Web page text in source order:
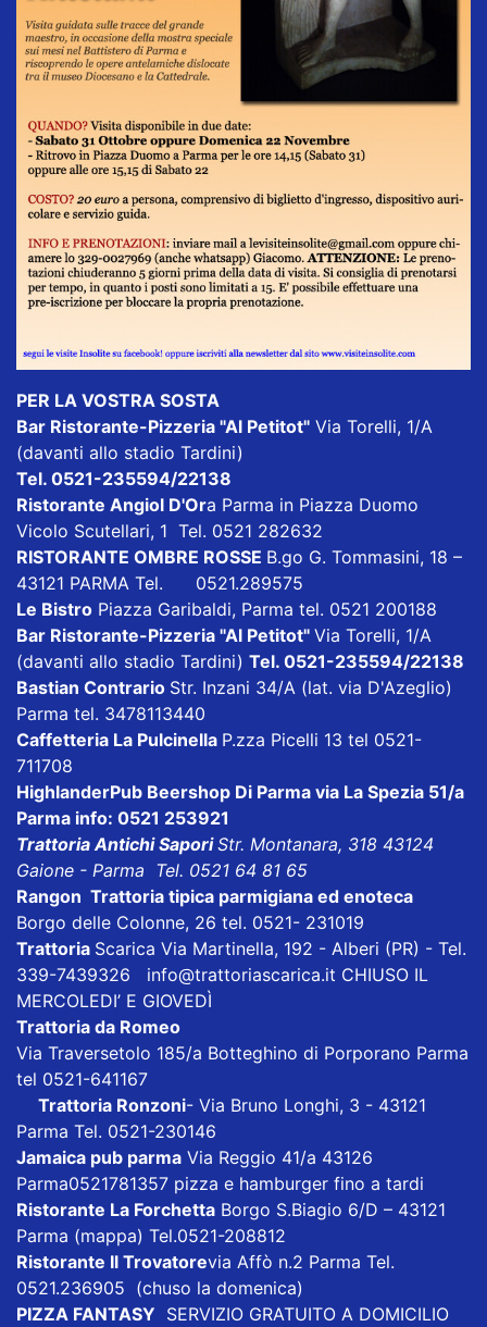
PER LA VOSTRA SOSTA
Bar Ristorante-Pizzeria "Al Petitot" Via Torelli, 1/A
(davanti allo stadio Tardini)
Tel. 0521-235594/22138
Ristorante Angiol D'Ora Parma in Piazza Duomo
Vicolo Scutellari, 1 Tel. 0521 282632
RISTORANTE OMBRE ROSSE B.go G. Tommasini, 18 –
43121 PARMA Tel. 0521.289575
Le Bistro Piazza Garibaldi, Parma tel. 0521 200188
Bar Ristorante-Pizzeria "Al Petitot" Via Torelli, 1/A
(davanti allo stadio Tardini) Tel. 0521-235594/22138
Bastian Contrario Str. Inzani 34/A (lat. via D'Azeglio)
Parma tel. 3478113440
Caffetteria La Pulcinella P.zza Picelli 13 tel 0521-
711708
HighlanderPub Beershop Di Parma via La Spezia 51/a
Parma info: 0521 253921
Trattoria Antichi SaporiStr. Montanara, 318 43124
Gaione - Parma Tel. 0521 64 81 65
Rangon Trattoria tipica parmigiana ed enoteca
Borgo delle Colonne, 26 tel. 0521- 231019
Trattoria Scarica Via Martinella, 192 - Alberi (PR) - Tel.
339-7439326 info@trattoriascarica.it CHIUSO IL
MERCOLEDI’ E GIOVEDÌ
Trattoria da Romeo
Via Traversetolo 185/a Botteghino di Porporano Parma
tel 0521-641167
Trattoria Ronzoni- Via Bruno Longhi, 3 - 43121
Parma Tel. 0521-230146
Jamaica pub parma Via Reggio 41/a 43126
Parma0521781357 pizza e hamburger fino a tardi
Ristorante La Forchetta Borgo S.Biagio 6/D – 43121
Parma (mappa) Tel.0521-208812
Ristorante Il Trovatorevia Affò n.2 Parma Tel.
0521.236905 (chuso la domenica)
PIZZA FANTASY SERVIZIO GRATUITO A DOMICILIO